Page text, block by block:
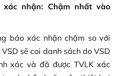
nhận: Chậm nhất vào
báo xác nhận chậm so với
sẽ coi danh sách do VSD
xác và đã được TVLK xác